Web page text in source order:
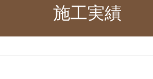
施工実績